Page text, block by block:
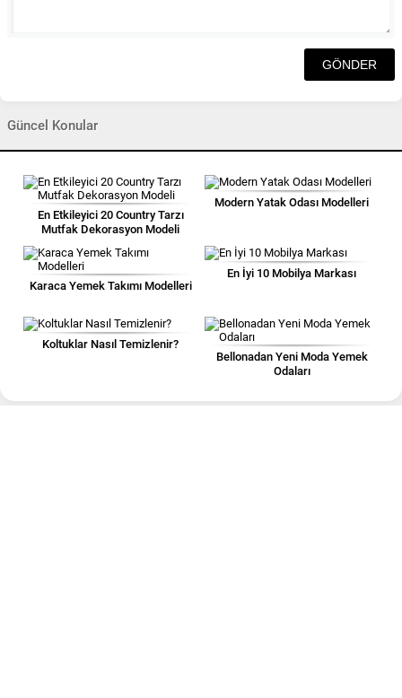
Güncel Konular
En Etkileyici 20 Country Tarzı
Mutfak Dekorasyon Modeli
Modern Yatak Odası Modelleri
Karaca Yemek Takımı Modelleri
En İyi 10 Mobilya Markası
Koltuklar Nasıl Temizlenir?
Bellonadan Yeni Moda Yemek
Odaları